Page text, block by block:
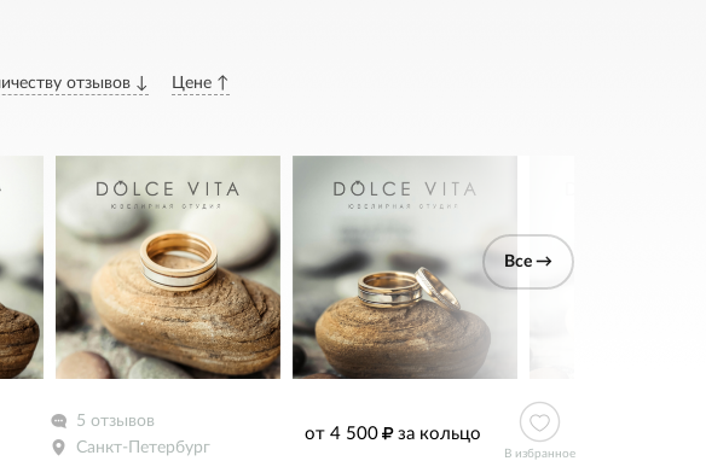
отзывов ↓ Цене ↑
Все →
5 отзывов
Санкт-Петербург
от 4 500 за кольцо
В избранное